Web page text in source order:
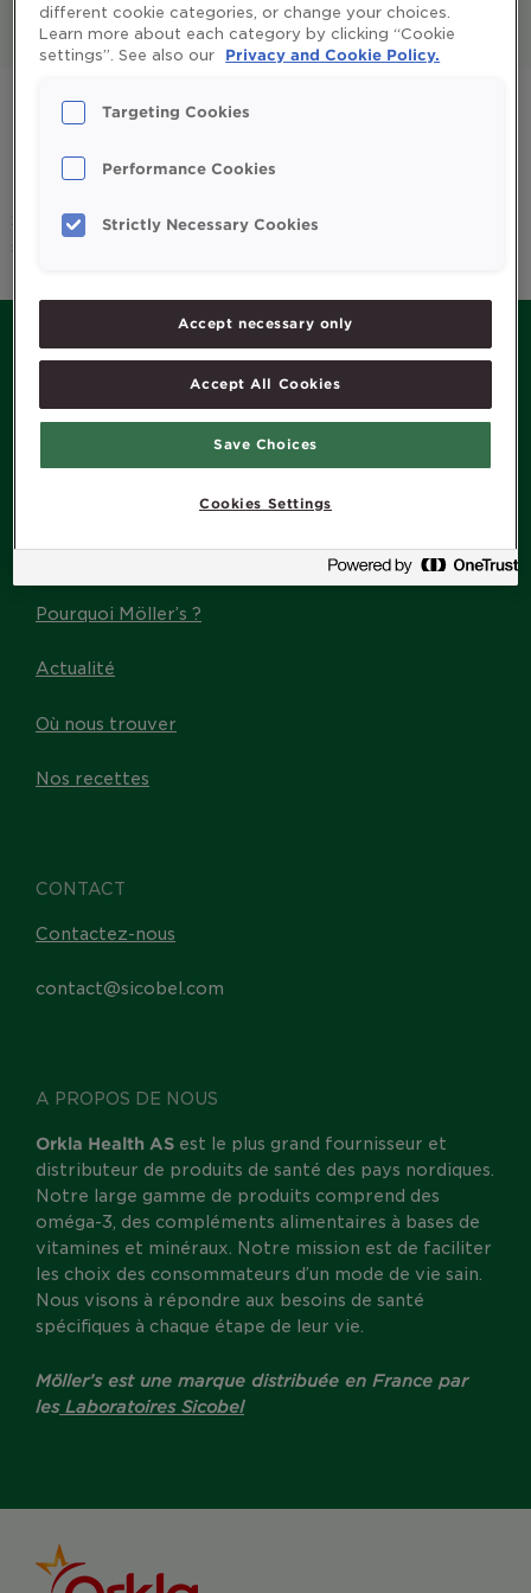
All Enfants et parents
Huile de foie de morue
Système immunitaire
Sorry, we couldn't find any posts. Please try a different
search.
A PROPOS DE NOUS
Orkla Health AS est le plus grand fournisseur et
distributeur de produits de santé des pays nordiques.
Notre large gamme de produits comprend des
oméga-3, des compléments alimentaires à bases de
vitamines et minéraux. Notre mission est de faciliter
les choix des consommateurs d’un mode de vie sain.
Nous visons à répondre aux besoins de santé
spécifiques à chaque étape de leur vie.
Möller’s est une marque distribuée en France par
lesLaboratoires Sicobel
MENU
Pourquoi Möller’s ?
Actualité
Où nous trouver
Nos recettes
CONTACT
Contactez-nous
contact@sicobel.com
different cookie categories, or change your choices.
Learn more about each category by clicking “Cookie
settings”. See also our
Privacy and Cookie Policy.
Targeting Cookies
Performance Cookies
Strictly Necessary Cookies
Accept necessary only
Accept All Cookies
Save Choices
Cookies Settings